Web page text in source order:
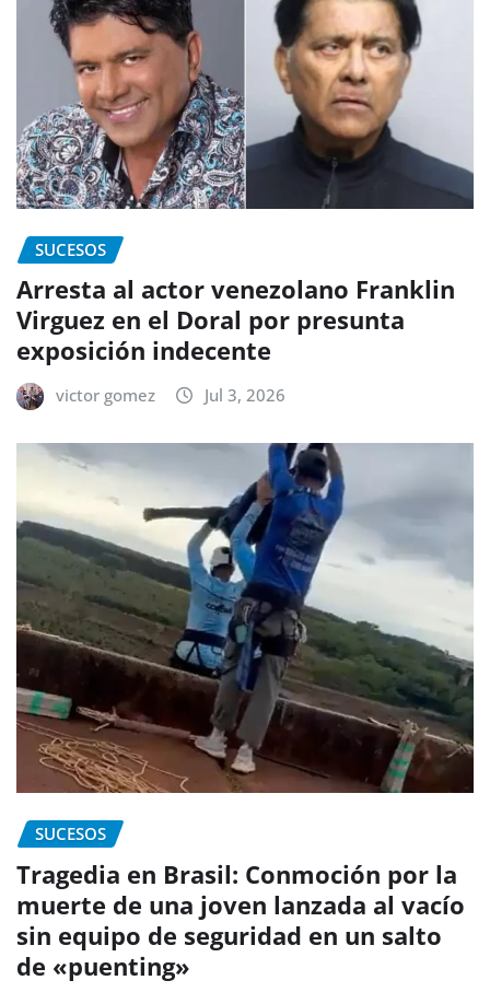
SUCESOS
Arresta al actor venezolano Franklin
Virguez en el Doral por presunta
exposición indecente
victor gomez Jul 3, 2026
SUCESOS
Tragedia en Brasil: Conmoción por la
muerte de una joven lanzada al vacío
sin equipo de seguridad en un salto
de «puenting»